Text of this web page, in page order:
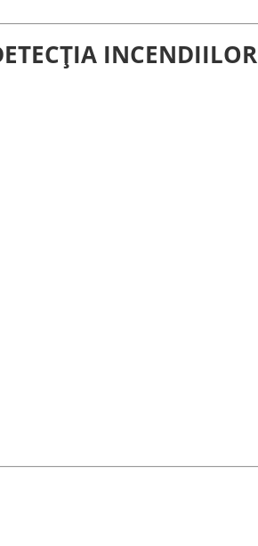
INCENDIILOR